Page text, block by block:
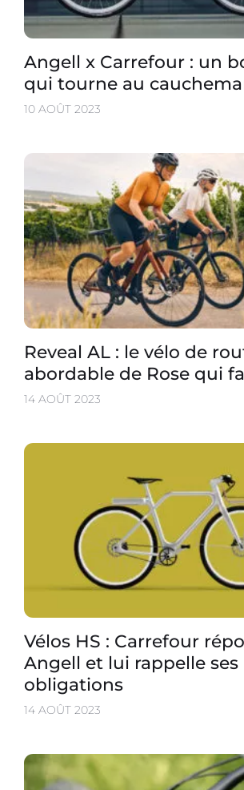
Angell x Carrefour : un
qui tourne au
10 AOÛT 2023
Reveal AL : le vélo de
abordable de Rose qui
14 AOÛT 2023
Vélos HS : Carrefour
Angell et lui rappelle ses
obligations
14 AOÛT 2023